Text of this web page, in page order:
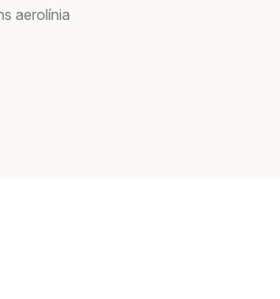
aerolínia